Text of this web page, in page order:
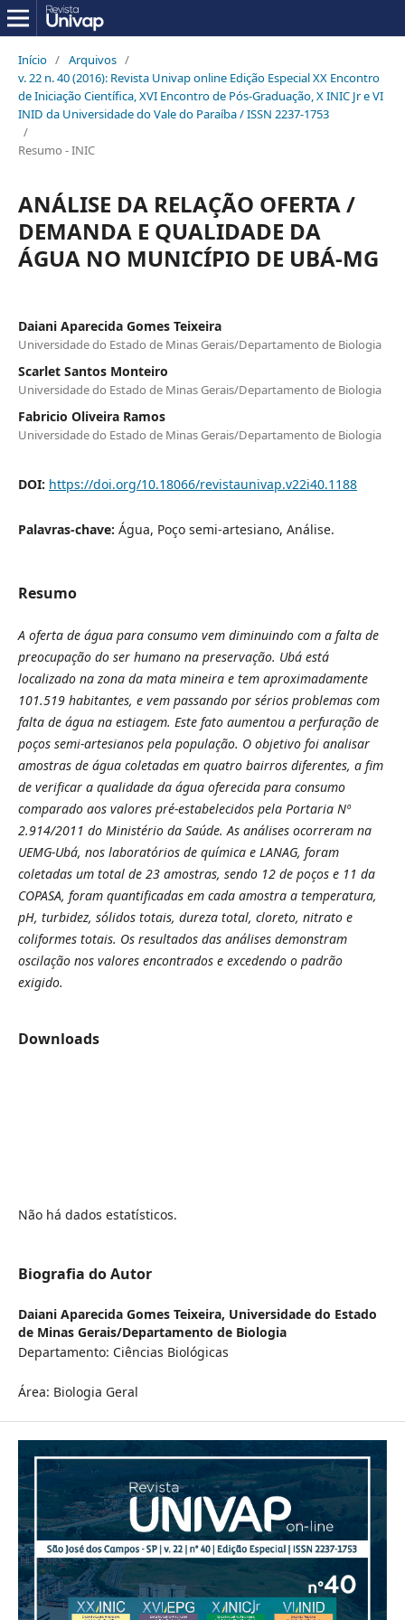
Início / Arquivos /
v. 22 n. 40 (2016): Revista Univap online Edição Especial XX Encontro
de Iniciação Científica, XVI Encontro de Pós-Graduação, X INIC Jr e VI
INID da Universidade do Vale do Paraíba / ISSN 2237-1753
/
Resumo - INIC
ANÁLISE DA RELAÇÃO OFERTA /
DEMANDA E QUALIDADE DA
ÁGUA NO MUNICÍPIO DE UBÁ-MG
Daiani Aparecida Gomes Teixeira
Universidade do Estado de Minas Gerais/Departamento de Biologia
Scarlet Santos Monteiro
Universidade do Estado de Minas Gerais/Departamento de Biologia
Fabricio Oliveira Ramos
Universidade do Estado de Minas Gerais/Departamento de Biologia
DOI: https://doi.org/10.18066/revistaunivap.v22i40.1188
Palavras-chave: Água, Poço semi-artesiano, Análise.
Resumo
A oferta de água para consumo vem diminuindo com a falta de
preocupação do ser humano na preservação. Ubá está
localizado na zona da mata mineira e tem aproximadamente
101.519 habitantes, e vem passando por sérios problemas com
falta de água na estiagem. Este fato aumentou a perfuração de
poços semi-artesianos pela população. O objetivo foi analisar
amostras de água coletadas em quatro bairros diferentes, a fim
de verificar a qualidade da água oferecida para consumo
comparado aos valores pré-estabelecidos pela Portaria Nº
2.914/2011 do Ministério da Saúde. As análises ocorreram na
UEMG-Ubá, nos laboratórios de química e LANAG, foram
coletadas um total de 23 amostras, sendo 12 de poços e 11 da
COPASA, foram quantificadas em cada amostra a temperatura,
pH, turbidez, sólidos totais, dureza total, cloreto, nitrato e
coliformes totais. Os resultados das análises demonstram
oscilação nos valores encontrados e excedendo o padrão
exigido.
Downloads
Não há dados estatísticos.
Biografia do Autor
Daiani Aparecida Gomes Teixeira, Universidade do Estado
de Minas Gerais/Departamento de Biologia
Departamento: Ciências Biológicas
Área: Biologia Geral